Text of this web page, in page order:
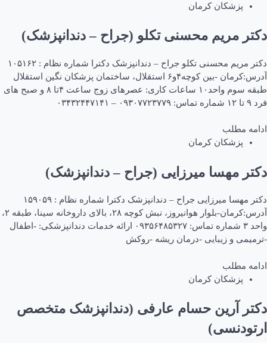
پزشکان کرمان
دکتر مریم محسنی تکلو (جراح – دندانپزشک)
دکتر مریم محسنی تکلو جراح – دندانپزشک دکترا شماره نظام : ۱۰۵۱۶۲
آدرس:کرمان -بین کوچه۴و۶ استقلال، ساختمان پزشکان نگین استقلال
طبقه سوم واحد۱۰ ساعات کاری: عصرهای زوج ساعت ۴تا ۸ و صبح های
فرد ۹ تا ۱۲ شماره تماس: ۰۹۳۰۷۷۲۳۷۷۹ – ۰۳۴۳۲۴۴۷۱۴۱
ادامه مطلب
پزشکان کرمان
دکتر مهسا میرزایی (جراح – دندانپزشک)
دکتر مهسا میرزایی جراح – دندانپزشک دکترا شماره نظام : ۱۵۹۰۵۹
آدرس:کرمان-بلوار هوانیروز، نبش کوچه ۲۸، بالای داروخانه سینا، طبقه ۲،
واحد ۳ شماره تماس: ۰۹۳۵۶۴۸۵۳۲۷ ارائه خدمات دندانپزشکی: -اطفال
-ترمیمی و زیبایی -درمان ریشه -روکش
ادامه مطلب
پزشکان کرمان
دکتر آرین حسام عارفی (دندانپزشک متخصص
ارتودنسی)